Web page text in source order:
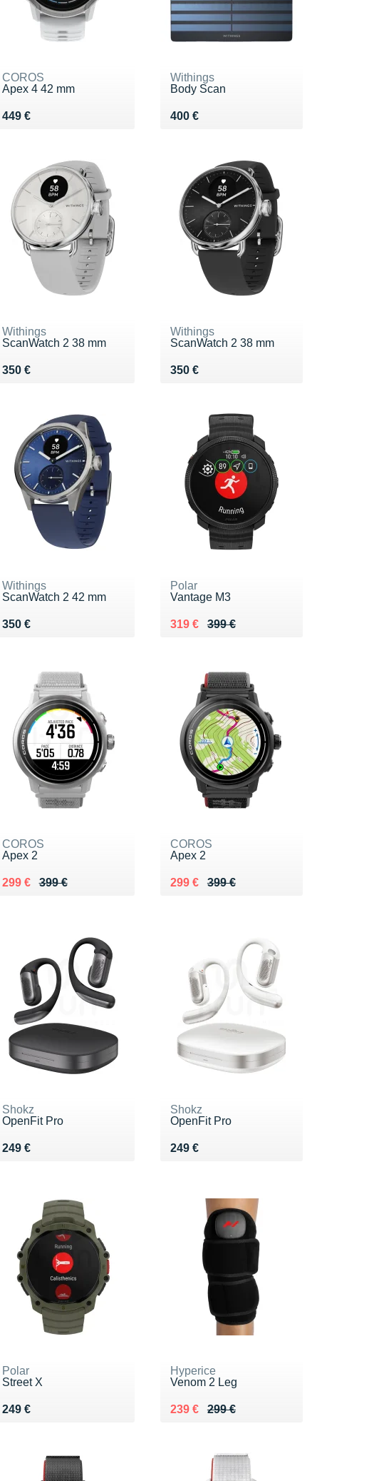
COROS
Apex 4 42 mm
449 €
Vendu 449 €
Withings
Body Scan
400 €
Vendu 400 €
Withings
ScanWatch 2 38 mm
350 €
Vendu 350 €
Withings
ScanWatch 2 38 mm
350 €
Vendu 350 €
Withings
ScanWatch 2 42 mm
350 €
Vendu 350 €
Polar
Vantage M3
399 €
Au lieu de 399 €
319 €
Vendu 319 €
COROS
Apex 2
399 €
Au lieu de 399 €
299 €
Vendu 299 €
COROS
Apex 2
399 €
Au lieu de 399 €
299 €
Vendu 299 €
Shokz
OpenFit Pro
249 €
Vendu 249 €
Shokz
OpenFit Pro
249 €
Vendu 249 €
Polar
Street X
249 €
Vendu 249 €
Hyperice
Venom 2 Leg
299 €
Au lieu de 299 €
239 €
Vendu 239 €